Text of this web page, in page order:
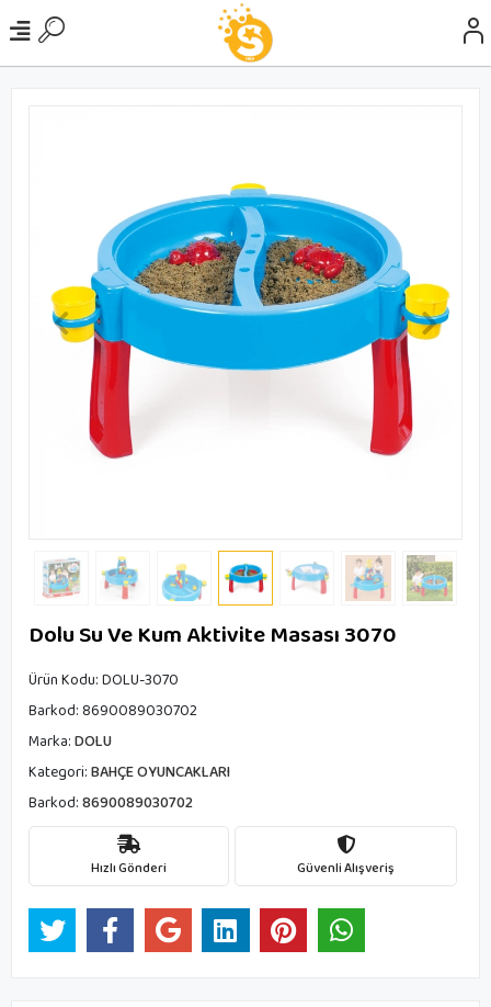
Dolu Su Ve Kum Aktivite Masası 3070
Ürün Kodu:DOLU-3070
Barkod:8690089030702
Marka:DOLU
Kategori:BAHÇE OYUNCAKLARI
Barkod:8690089030702
Hızlı Gönderi Güvenli Alışveriş